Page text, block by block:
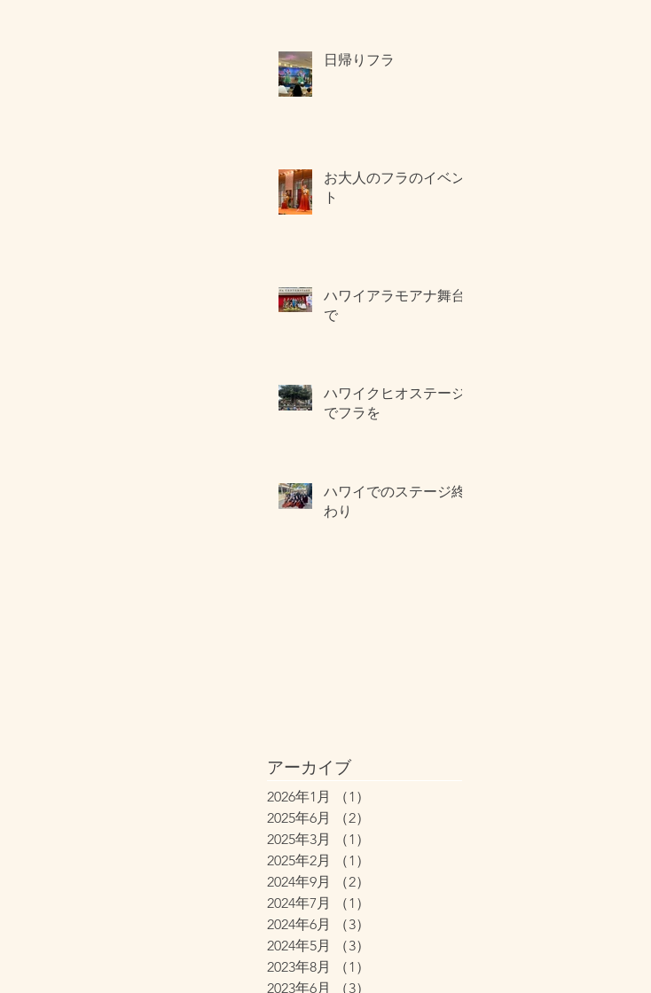
日帰りフラ
お大人のフラのイベン
ト
ハワイアラモアナ舞台
で
ハワイクヒオステージ
でフラを
ハワイでのステージ終
わり
アーカイブ
2026年1月 （1）
2025年6月
（2）
2025年3月
（1）
2025年2月
（1）
2024年9月
（2）
2024年7月
（1）
2024年6月
（3）
2024年5月
（3）
2023年8月
（1）
2023年6月
（3）